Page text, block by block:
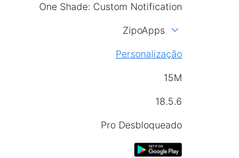
One Shade: Custom Notification
ZipoApps expand_more
Personalização
15M
18.5.6
Pro Desbloqueado